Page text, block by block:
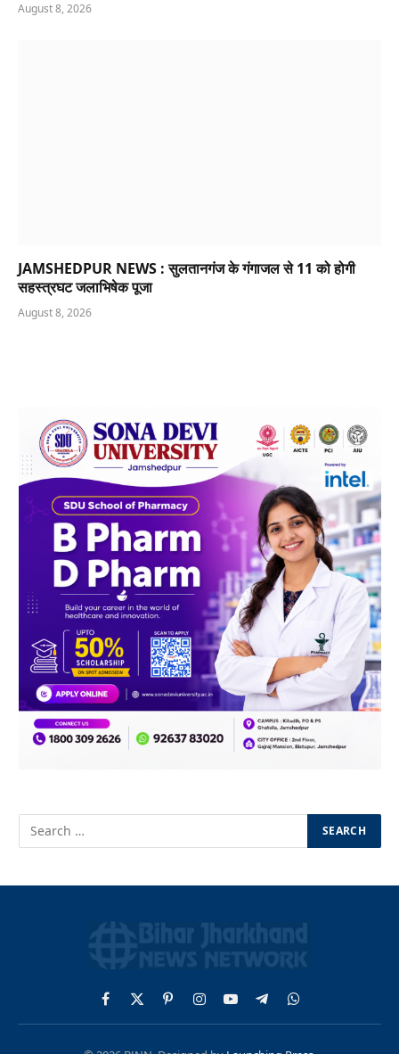
August 8, 2026
JAMSHEDPUR NEWS : सुलतानगंज के गंगाजल से 11 को होगी
सहस्त्रघट जलाभिषेक पूजा
August 8, 2026
Facebook
X
(Twitter)
PinterestInstagram
YouTubeTelegramWhatsApp